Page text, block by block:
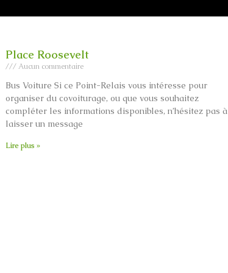
Place Roosevelt
Aucun commentaire
Bus Voiture Si ce Point-Relais vous intéresse pour
organiser du covoiturage, ou que vous souhaitez
compléter les informations disponibles, n’hésitez pas à
laisser un message
Lire plus »